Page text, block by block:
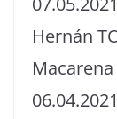
Hernán